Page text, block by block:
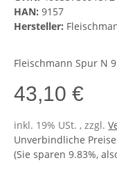
HAN: 9157
Hersteller:
Fleischmann Spur N
43,10 €
inkl. 19% USt. , zzgl.
Unverbindliche
(Sie sparen9.83%,